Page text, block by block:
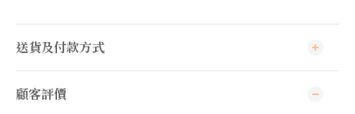
送貨及付款方式
顧客評價